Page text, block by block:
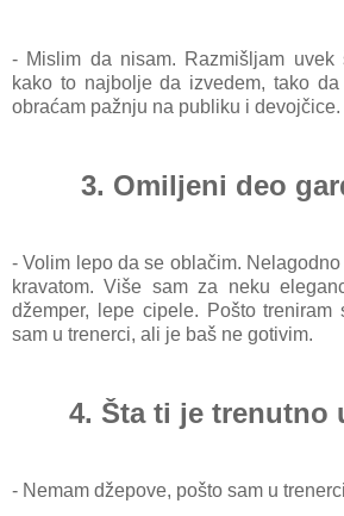
- Mislim da nisam. Razmišljam uvek
kako to najbolje da izvedem, tako
obraćam pažnju na publiku i devojčice.
3. Omiljeni deo
- Volim lepo da se oblačim.
kravatom. Više sam za neku
džemper, lepe cipele. Pošto treniram
sam u trenerci, ali je baš ne gotivim.
4. Šta ti je trenutno
- Nemam džepove, pošto sam u